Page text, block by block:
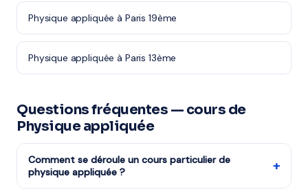
Physique appliquée à Paris 19ème
Physique appliquée à Paris 13ème
Questions fréquentes — cours de
Physique appliquée
Comment se déroule un cours particulier de
physique appliquée ?
+